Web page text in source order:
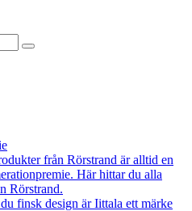
från Rörstrand är alltid en
Här hittar du alla
Rörstrand.
finsk design är Iittala ett märke